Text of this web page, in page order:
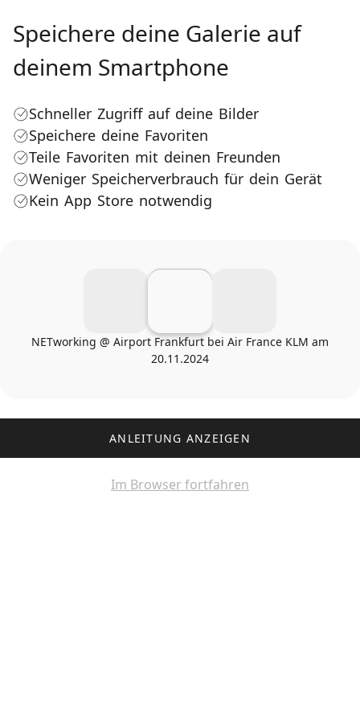
Speichere deine Galerie auf
deinem Smartphone
Schneller Zugriff auf deine Bilder
Speichere deine Favoriten
Teile Favoriten mit deinen Freunden
Weniger Speicherverbrauch für dein Gerät
Kein App Store notwendig
NETworking @ Airport Frankfurt bei Air France KLM am
20.11.2024
ANLEITUNG ANZEIGEN
Im Browser fortfahren